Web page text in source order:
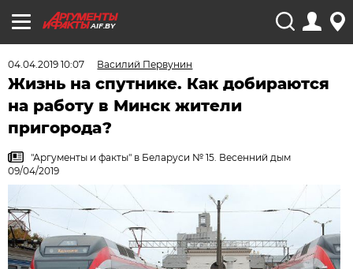
AIF.BY
04.04.2019 10:07 Василий Первунин
Жизнь на спутнике. Как добираются
на работу в Минск жители
пригорода?
"Аргументы и факты" в Беларуси № 15. Весенний дым
09/04/2019